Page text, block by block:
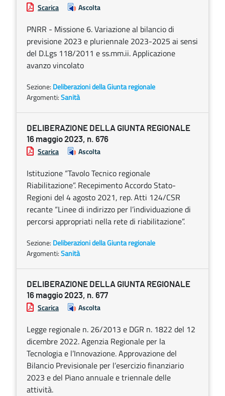
Scarica Ascolta
PNRR - Missione 6. Variazione al bilancio di
previsione 2023 e pluriennale 2023-2025 ai sensi
del D.Lgs 118/2011 e ss.mm.ii. Applicazione
avanzo vincolato
Sezione: Deliberazioni della Giunta regionale
Argomenti:Sanità
DELIBERAZIONE DELLA GIUNTA REGIONALE
16 maggio 2023, n. 676
Scarica Ascolta
Istituzione “Tavolo Tecnico regionale
Riabilitazione”. Recepimento Accordo Stato-
Regioni del 4 agosto 2021, rep. Atti 124/CSR
recante “Linee di indirizzo per l’individuazione di
percorsi appropriati nella rete di riabilitazione”.
Sezione: Deliberazioni della Giunta regionale
Argomenti:Sanità
DELIBERAZIONE DELLA GIUNTA REGIONALE
16 maggio 2023, n. 677
Scarica Ascolta
Legge regionale n. 26/2013 e DGR n. 1822 del 12
dicembre 2022. Agenzia Regionale per la
Tecnologia e l’Innovazione. Approvazione del
Bilancio Previsionale per l’esercizio finanziario
2023 e del Piano annuale e triennale delle
attività.